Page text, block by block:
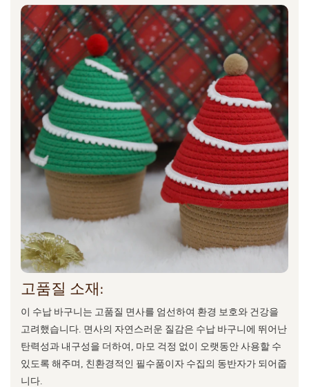
고품질 소재:
이 수납 바구니는 고품질 면사를 엄선하여 환경 보호와 건강을
고려했습니다. 면사의 자연스러운 질감은 수납 바구니에 뛰어난
탄력성과 내구성을 더하여, 마모 걱정 없이 오랫동안 사용할 수
있도록 해주며, 친환경적인 필수품이자 수집의 동반자가 되어줍
니다.